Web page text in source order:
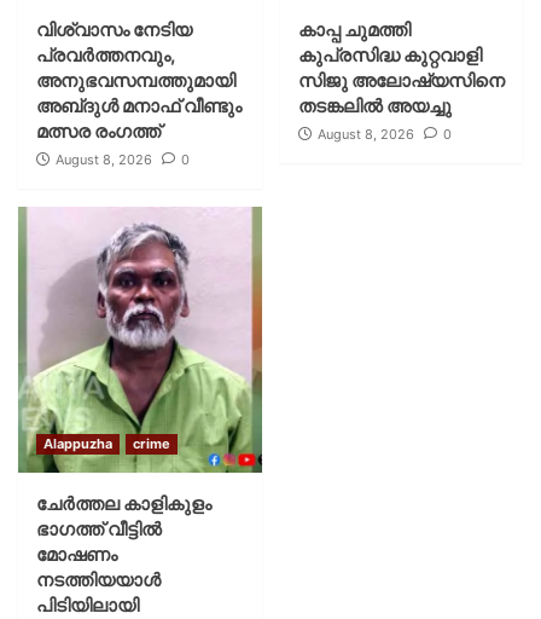
വിശ്വാസം നേടിയ
പ്രവർത്തനവും,
അനുഭവസമ്പത്തുമായി
അബ്‌ദുൾ മനാഫ് വീണ്ടും
മത്സര രംഗത്ത്
August 8, 2026 0
കാപ്പ ചുമത്തി
കുപ്രസിദ്ധ കുറ്റവാളി
സിജു അലോഷ്യസിനെ
തടങ്കലിൽ അയച്ചു
August 8, 2026 0
Alappuzha crime
ചേർത്തല കാളികുളം
ഭാഗത്ത് വീട്ടിൽ
മോഷണം
നടത്തിയയാൾ
പിടിയിലായി